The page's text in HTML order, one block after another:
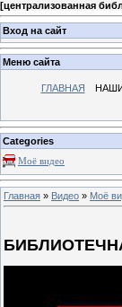
[централизованная
Вход на сайт
Меню сайта
ГЛАВНАЯ
Categories
Моё видео
Главная » Видео » Моё